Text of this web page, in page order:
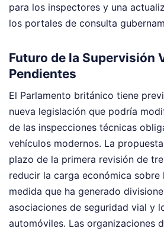
para los inspectores y una
los portales de consulta
Futuro de la Supervisión
Pendientes
El Parlamento británico tiene
nueva legislación que podría
de las inspecciones técnicas
vehículos modernos. La
plazo de la primera revisión de
reducir la carga económica sobre
medida que ha generado
asociaciones de seguridad vial y
automóviles. Las organizaciones